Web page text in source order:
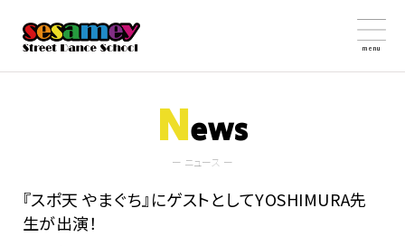
menu
News
ー ニュース ー
『スポ天 やまぐち』にゲストとしてYOSHIMURA先
生が出演！